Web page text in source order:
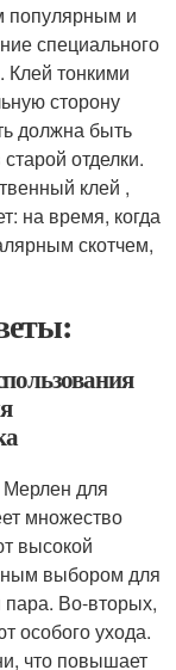
популярным и
специального
тонкими
сторону
должна быть
отделки.
клей ,
на время, когда
скотчем,
для
множество
высокой
выбором для
пара. Во-вторых,
особого ухода.
что повышает